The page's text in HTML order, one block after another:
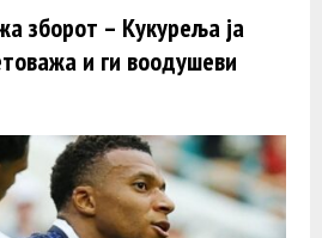
зборот – Кукуреља ја
и ги воодушеви